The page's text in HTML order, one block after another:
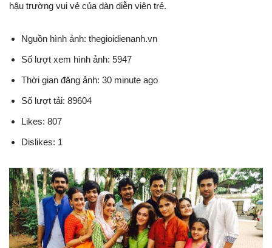
hậu trường vui vẻ của dàn diễn viên trẻ.
Nguồn hình ảnh: thegioidienanh.vn
Số lượt xem hình ảnh: 5947
Thời gian đăng ảnh: 30 minute ago
Số lượt tải: 89604
Likes: 807
Dislikes: 1